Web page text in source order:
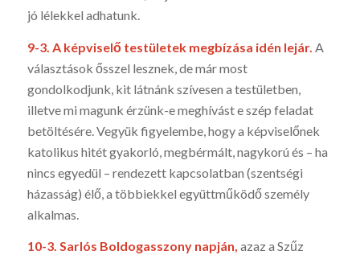
jó lélekkel adhatunk.
9-3. A képviselő testületek megbízása idén lejár. A
választások ősszel lesznek, de már most
gondolkodjunk, kit látnánk szívesen a testületben,
illetve mi magunk érzünk-e meghívást e szép feladat
betöltésére. Vegyük figyelembe, hogy a képviselőnek
katolikus hitét gyakorló, megbérmált, nagykorú és – ha
nincs egyedül – rendezett kapcsolatban (szentségi
házasság) élő, a többiekkel együttműködő személy
alkalmas.
10-3. Sarlós Boldogasszony napján, azaz a Szűz